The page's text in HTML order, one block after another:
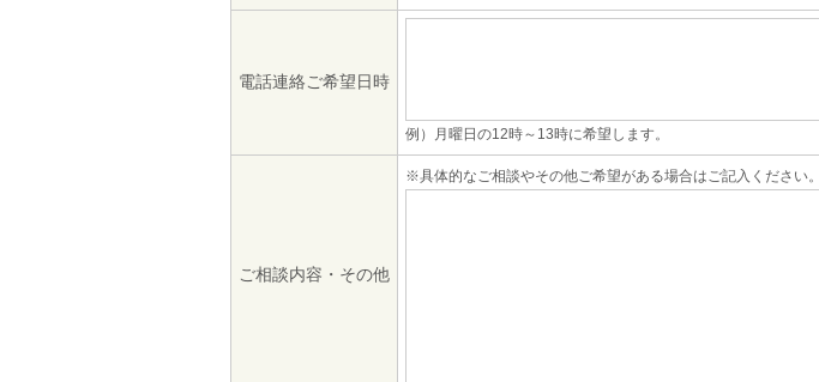
電話連絡ご希望日時
例）月曜日の12時～13時に希望します。
ご相談内容・その他
※具体的なご相談やその他ご希望がある場合はご記入ください。